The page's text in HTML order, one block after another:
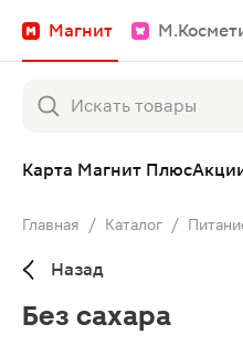
Магнит
Карта Магнит Плюс
Главная / Каталог /
Назад
Без сахара